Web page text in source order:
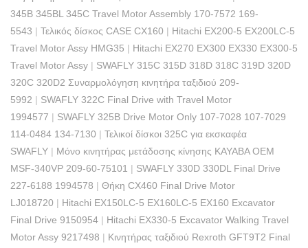
345B 345BL 345C Travel Motor Assembly 170-7572 169-
5543 | Τελικός δίσκος CASE CX160 | Hitachi EX200-5 EX200LC-5
Travel Motor Assy HMG35 | Hitachi EX270 EX300 EX330 EX300-5
Travel Motor Assy | SWAFLY 315C 315D 318D 318C 319D 320D
320C 320D2 Συναρμολόγηση κινητήρα ταξιδιού 209-
5992 | SWAFLY 322C Final Drive with Travel Motor
1994577 | SWAFLY 325B Drive Motor Only 107-7028 107-7029
114-0484 134-7130 | Τελικοί δίσκοι 325C για εκσκαφέα
SWAFLY | Μόνο κινητήρας μετάδοσης κίνησης KAYABA OEM
MSF-340VP 209-60-75101 | SWAFLY 330D 330DL Final Drive
227-6188 1994578 | Θήκη CX460 Final Drive Motor
LJ018720 | Hitachi EX150LC-5 EX160LC-5 EX160 Excavator
Final Drive 9150954 | Hitachi EX330-5 Excavator Walking Travel
Motor Assy 9217498 | Κινητήρας ταξιδιού Rexroth GFT9T2 Final